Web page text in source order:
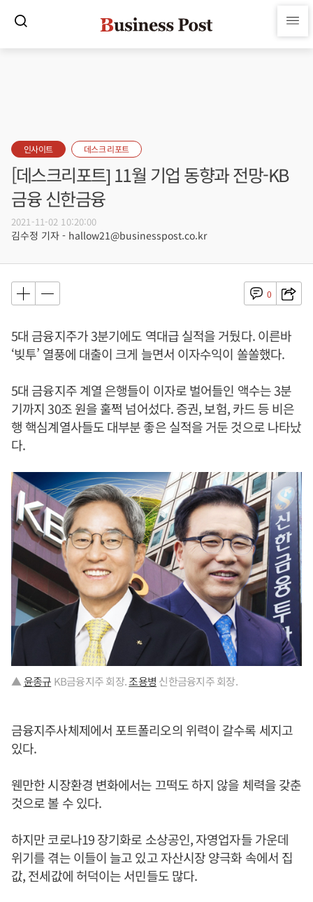
인사이트 데스크 리포트
[데스크리포트] 11월 기업 동향과 전망-KB
금융 신한금융
2021-11-02 10:20:00
김수정 기자 - hallow21@businesspost.co.kr
0
5대 금융지주가 3분기에도 역대급 실적을 거뒀다. 이른바
‘빚투’ 열풍에 대출이 크게 늘면서 이자수익이 쏠쏠했다.
5대 금융지주 계열 은행들이 이자로 벌어들인 액수는 3분
기까지 30조 원을 훌쩍 넘어섰다. 증권, 보험, 카드 등 비은
행 핵심계열사들도 대부분 좋은 실적을 거둔 것으로 나타났
다.
▲윤종규 KB금융지주 회장.조용병 신한금융지주 회장.
금융지주사체제에서 포트폴리오의 위력이 갈수록 세지고
있다.
웬만한 시장환경 변화에서는 끄떡도 하지 않을 체력을 갖춘
것으로 볼 수 있다.
하지만 코로나19 장기화로 소상공인, 자영업자들 가운데
위기를 겪는 이들이 늘고 있고 자산시장 양극화 속에서 집
값, 전세값에 허덕이는 서민들도 많다.